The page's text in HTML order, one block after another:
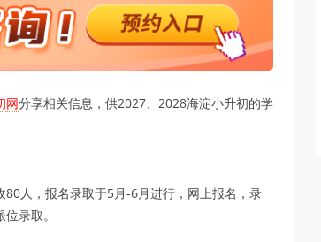
网分享相关信息，供2027、2028海淀小升初的学
人，报名录取于5月-6月进行，网上报名，录
录取。